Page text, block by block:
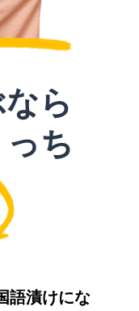
ら
ち
語漬けにな